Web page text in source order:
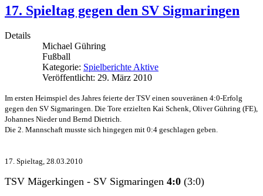
17. Spieltag gegen den SV Sigmaringen
Details
Michael Gühring
Fußball
Kategorie: Spielberichte Aktive
Veröffentlicht: 29. März 2010
Im ersten Heimspiel des Jahres feierte der TSV einen souveränen 4:0-Erfolg
gegen den SV Sigmaringen. Die Tore erzielten Kai Schenk, Oliver Gühring (FE),
Johannes Nieder und Bernd Dietrich.
Die 2. Mannschaft musste sich hingegen mit 0:4 geschlagen geben.
17. Spieltag, 28.03.2010
TSV Mägerkingen - SV Sigmaringen 4:0 (3:0)